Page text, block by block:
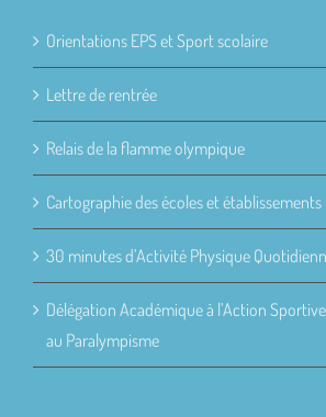
Orientations EPS et Sport scolaire
Lettre de rentrée
Relais de la flamme olympique
Cartographie des écoles et établissements
30 minutes d’Activité Physique
Délégation Académique à l’Action
au Paralympisme